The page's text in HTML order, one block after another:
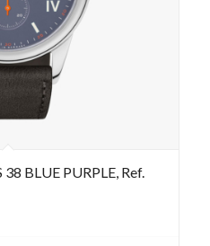
BLUE PURPLE, Ref.